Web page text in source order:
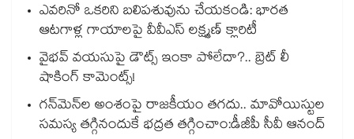
ఎవరినో ఒకరిని బలిపశువును చేయకండి: భారత
ఆటగాళ్ల గాయాలపై వీవీఎస్ లక్ష్మణ్ క్లారిటీ
వైభవ్ వయసుపై డౌట్స్ ఇంకా పోలేదా?.. బ్రెట్ లీ
షాకింగ్ కామెంట్స్!
గన్⁭మెన్⁭ల అంశంపై రాజకీయం తగదు.. మావోయిస్టుల
సమస్య తగ్గినందుకే భద్రత తగ్గించాం:డీజీపీ సీవీ ఆనంద్